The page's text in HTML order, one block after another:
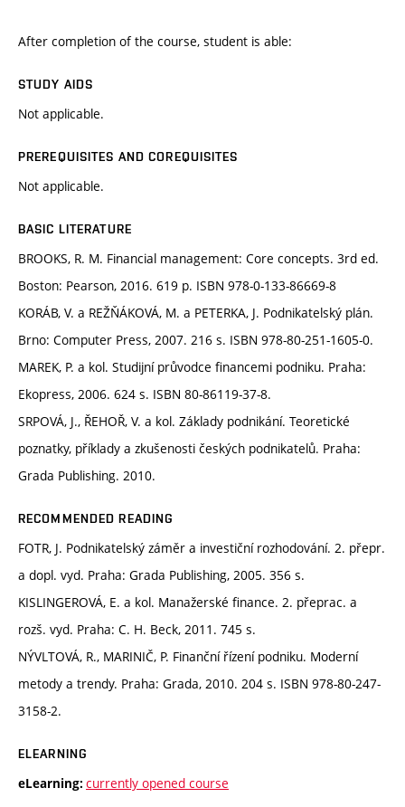
After completion of the course, student is able:
STUDY AIDS
Not applicable.
PREREQUISITES AND COREQUISITES
Not applicable.
BASIC LITERATURE
BROOKS, R. M. Financial management: Core concepts. 3rd ed.
Boston: Pearson, 2016. 619 p. ISBN 978-0-133-86669-8
KORÁB, V. a REŽŇÁKOVÁ, M. a PETERKA, J. Podnikatelský plán.
Brno: Computer Press, 2007. 216 s. ISBN 978-80-251-1605-0.
MAREK, P. a kol. Studijní průvodce financemi podniku. Praha:
Ekopress, 2006. 624 s. ISBN 80-86119-37-8.
SRPOVÁ, J., ŘEHOŘ, V. a kol. Základy podnikání. Teoretické
poznatky, příklady a zkušenosti českých podnikatelů. Praha:
Grada Publishing. 2010.
RECOMMENDED READING
FOTR, J. Podnikatelský záměr a investiční rozhodování. 2. přepr.
a dopl. vyd. Praha: Grada Publishing, 2005. 356 s.
KISLINGEROVÁ, E. a kol. Manažerské finance. 2. přeprac. a
rozš. vyd. Praha: C. H. Beck, 2011. 745 s.
NÝVLTOVÁ, R., MARINIČ, P. Finanční řízení podniku. Moderní
metody a trendy. Praha: Grada, 2010. 204 s. ISBN 978-80-247-
3158-2.
ELEARNING
eLearning: currently opened course